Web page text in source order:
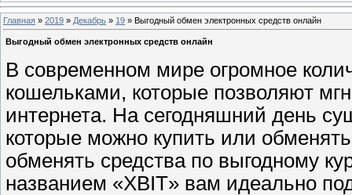
Главная » 2019 » Декабрь » 19 » Выгодный обмен электронных средств онлайн
Выгодный обмен электронных средств онлайн
В современном мире огромное
кошельками, которые позволяют
интернета. На сегодняшний день
которые можно купить или
обменять средства по выгодному
названием «XBIT» вам идеально